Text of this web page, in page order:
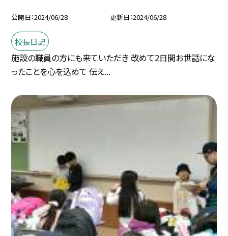
公開日 2024/06/28 更新日 2024/06/28
校長日記
施設の職員の方にも来ていただき 改めて2日間お世話にな
ったことを心を込めて 伝え...